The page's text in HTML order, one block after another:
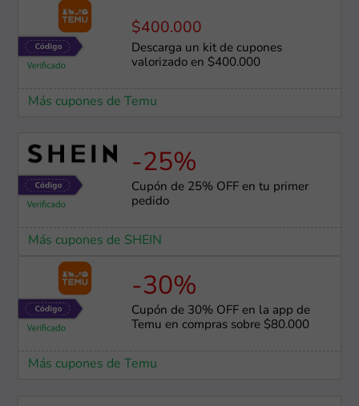
$400.000
Descarga un kit de cupones
valorizado en $400.000
Más cupones de Temu
-25%
Cupón de 25% OFF en tu primer
pedido
Más cupones de SHEIN
-30%
Cupón de 30% OFF en la app de
Temu en compras sobre $80.000
Más cupones de Temu